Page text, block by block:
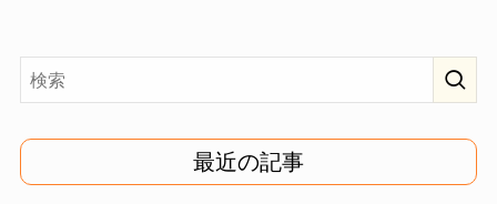
最近の記事